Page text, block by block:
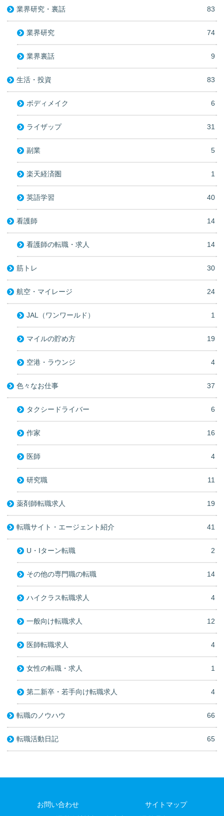
業界研究・裏話 83
業界研究 74
業界裏話 9
生活・投資 83
ボディメイク 6
ライザップ 31
副業 5
楽天経済圏 1
英語学習 40
看護師 14
看護師の転職・求人 14
筋トレ 30
航空・マイレージ 24
JAL（ワンワールド） 1
マイルの貯め方 19
空港・ラウンジ 4
色々なお仕事 37
タクシードライバー 6
作家 16
医師 4
研究職 11
薬剤師転職求人 19
転職サイト・エージェント紹介 41
U・Iターン転職 2
その他の専門職の転職 14
ハイクラス転職求人 4
一般向け転職求人 12
医師転職求人 4
女性の転職・求人 1
第二新卒・若手向け転職求人 4
転職のノウハウ 66
転職活動日記 65
お問い合わせ
サイトマップ